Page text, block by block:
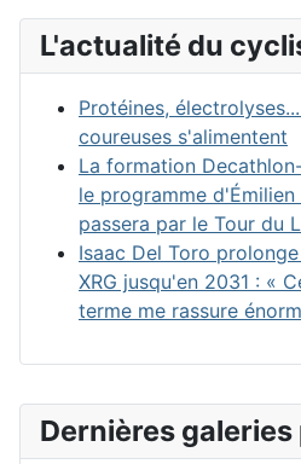
Dernières
L'actualité du
Protéines,
coureuses s'alimentent
La formation
le programme
passera par le Tour du
Isaac Del Toro
XRG jusqu'en 2031 : «
terme me rassure